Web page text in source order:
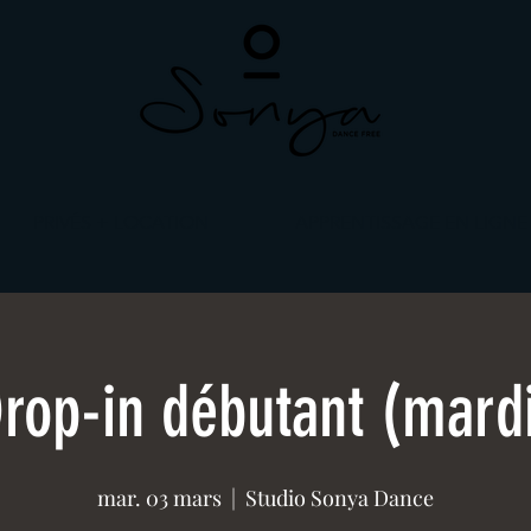
in débutant
mar. 03 mars
  |
Studio Sonya Dance